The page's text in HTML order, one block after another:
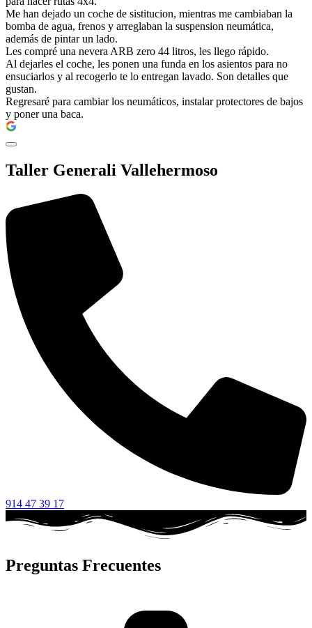
Me han dejado un coche de sistitucion, mientras me cambiaban la
bomba de agua, frenos y arreglaban la suspension neumática,
además de pintar un lado.
Les compré una nevera ARB zero 44 litros, les llego rápido.
Al dejarles el coche, les ponen una funda en los asientos para no
ensuciarlos y al recogerlo te lo entregan lavado. Son detalles que
gustan.
Regresaré para cambiar los neumáticos, instalar protectores de bajos
y poner una baca.
Taller Generali Vallehermoso
914 47 39 17
Preguntas Frecuentes